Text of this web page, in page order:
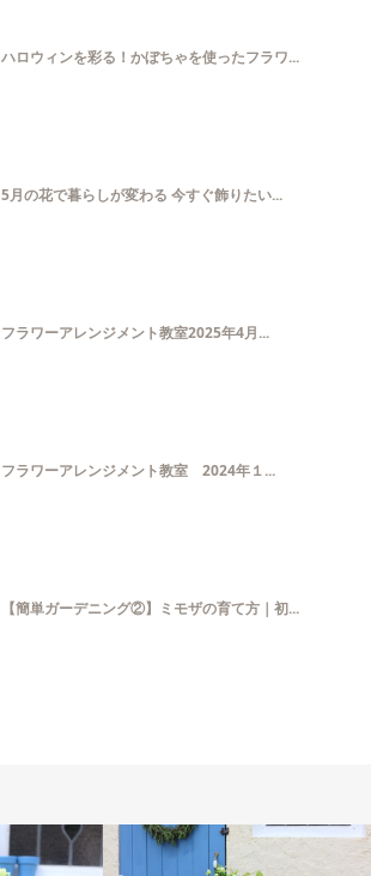
ハロウィンを彩る！かぼちゃを使ったフラワ...
5月の花で暮らしが変わる 今すぐ飾りたい...
フラワーアレンジメント教室2025年4月...
フラワーアレンジメント教室 2024年１...
【簡単ガーデニング②】ミモザの育て方｜初...